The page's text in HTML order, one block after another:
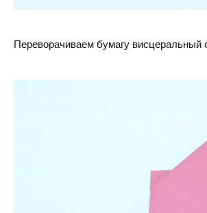
Переворачиваем бумагу висцеральный